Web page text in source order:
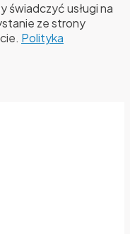
świadczyć usługi na
ze strony
Polityka